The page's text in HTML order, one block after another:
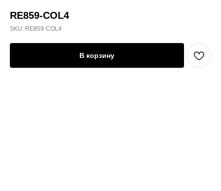
RE859-COL4
SKU: RE859-COL4
В корзину